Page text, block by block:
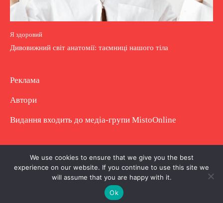
Я здоровий
Дивовижний світ анатомії: таємниці нашого тіла
Реклама
Автори
Видання входить до медіа-групи MistoOnline
Copyright © Повне використання матеріалу
заборонено. Частково можна з гіперпосиланням.
We use cookies to ensure that we give you the best
experience on our website. If you continue to use this site we
will assume that you are happy with it.
Ok